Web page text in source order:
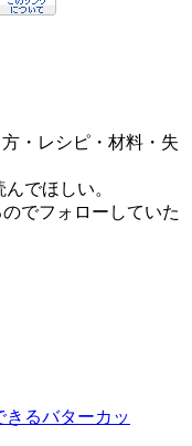
・レシピ・材料・失
でほしい。
でフォローしていた